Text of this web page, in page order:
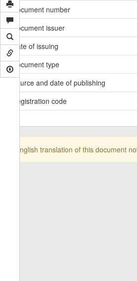
Document number
Document issuer
Date of issuing
Document type
Source and date of publishing
Registration code
English translation of this document